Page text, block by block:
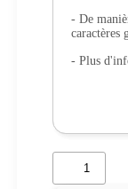
- De
caractères
- Plus